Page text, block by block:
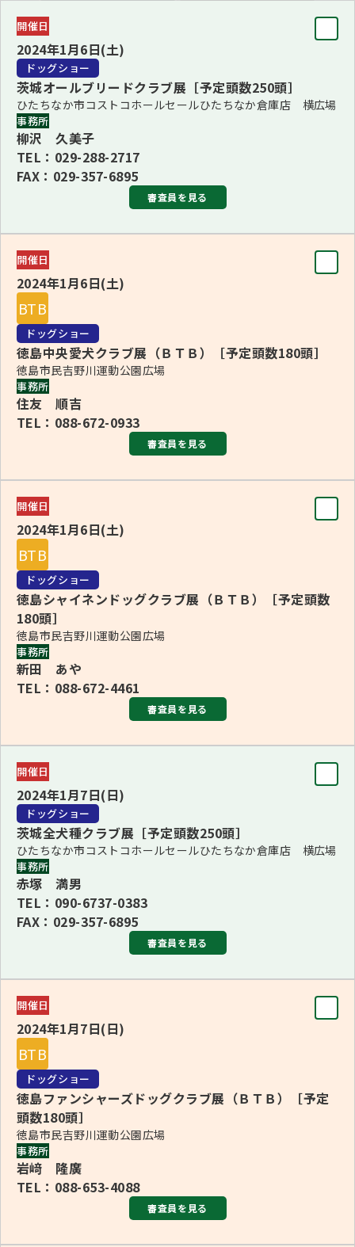
犬の絵コンクールについて
愛犬とのふれあい写真コンテストについて
愛犬とのふれあいの俳句について
開催日
2024年1月6日(土)
ドッグショー
茨城オールブリードクラブ展［予定頭数250頭］
ひたちなか市コストコホールセールひたちなか倉庫店 横広場
事務所
柳沢 久美子
TEL：029-288-2717
FAX：029-357-6895
審査員を見る
BIS
サンドラ・パターソン＜オーストラリア＞
ブリード
■1・5・9Ｇ長 島﨑 秀一(1・5G・その他の9Ｇ、カニーン
ヘン・ダックスフンド)
■2・4Ｇ長 サンドラ・パターソン＜オーストラリア＞(2
Ｇ、ダックスフンド、ミニチュア・ダックスフンド、プード
■3・6・7・8・10Ｇ長 ヘザー・モリソン＜オーストラリア
＞(3・6・7・8・10Ｇ)
BJIS/BVIS 島﨑 秀一
BBIS/BPIS ヘザー・モリソン
開催日
2024年1月6日(土)
BTB
ドッグショー
徳島中央愛犬クラブ展（ＢＴＢ）［予定頭数180頭］
徳島市民吉野川運動公園広場
事務所
住友 順吉
TEL：088-672-0933
審査員を見る
BIS
倉田 和美
■1・5・7Ｇ長 倉田 和美(1・5・7Ｇ)
■2・4・8・10Ｇ長 中野 勝美(2・4・8・10Ｇ)
■3・6・9Ｇ長 塩谷 寿昭(3・6・9Ｇ)
BJIS/BVIS 中野 勝美
BBIS 倉田 和美
更となりました。
更新：2023年10月27日
開催日
2024年1月6日(土)
BTB
ドッグショー
徳島シャイネンドッグクラブ展（ＢＴＢ）［予定頭数
180頭］
徳島市民吉野川運動公園広場
事務所
新田 あや
TEL：088-672-4461
審査員を見る
BIS
中野 勝美
ブリード
■1・5・7Ｇ長 塩谷 寿昭(1・5・7Ｇ)
■2・4・8・10Ｇ長 倉田 和美(2・4・8・10Ｇ)
■3・6・9Ｇ長 中野 勝美(3・6・9Ｇ)
BPIS 中野 勝美
※都合により、三原 勇二審査員から中野 勝美審査員へ変
更となりました。
開催日
2024年1月7日(日)
ドッグショー
茨城全犬種クラブ展［予定頭数250頭］
ひたちなか市コストコホールセールひたちなか倉庫店 横広場
事務所
赤塚 満男
TEL：090-6737-0383
FAX：029-357-6895
審査員を見る
BIS
ヘザー・モリソン＜オーストラリア＞
ブリード
■1・3・6・8Ｇ長 サンドラ・パターソン＜オーストラリア
＞(1・3・6・8Ｇ)
■2・7・10Ｇ長 高橋 秀美(2・7・10Ｇ、カニーンヘン・
ダックスフンド)
■4・5・9Ｇ長 ヘザー・モリソン＜オーストラリア＞(5・9
Ｇ、ダックスフンド、ミニチュア・ダックスフンド)
開催日
2024年1月7日(日)
BTB
ドッグショー
徳島ファンシャーズドッグクラブ展（ＢＴＢ）［予定
頭数180頭］
徳島市民吉野川運動公園広場
事務所
岩﨑 隆廣
TEL：088-653-4088
審査員を見る